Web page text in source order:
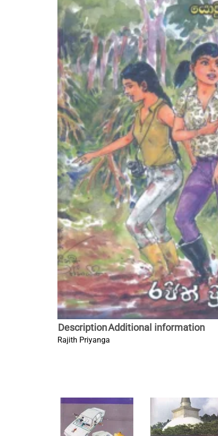
DescriptionAdditional information
Rajith Priyanga